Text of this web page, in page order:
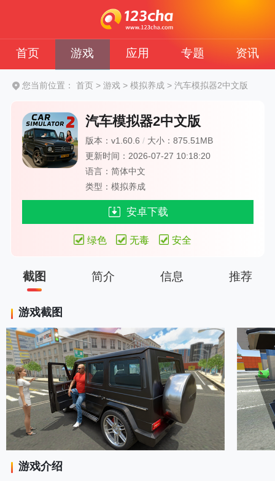
首页 游戏 应用 专题 资讯
您当前位置： 首页 > 游戏 > 模拟养成 >汽车模拟器2中文版
汽车模拟器2中文版
版本：v1.60.6/ 大小：875.51MB
更新时间：2026-07-27 10:18:20
语言：简体中文
类型：模拟养成
安卓下载
绿色 无毒 安全
截图 简介 信息 推荐
游戏截图
游戏介绍